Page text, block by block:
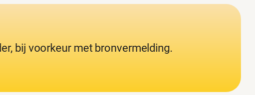
bij voorkeur met bronvermelding.